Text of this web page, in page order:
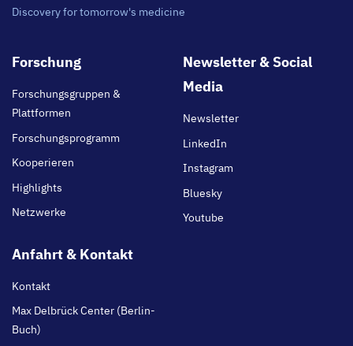
Discovery for tomorrow's medicine
Footer
Forschung
Forschungsgruppen &
Plattformen
Forschungsprogramm
Kooperieren
Highlights
Netzwerke
Newsletter & Social
Media
Newsletter
LinkedIn
Instagram
Bluesky
Youtube
Anfahrt & Kontakt
Kontakt
Max Delbrück Center (Berlin-
Buch)